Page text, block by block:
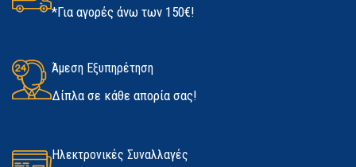
*Για αγορές άνω των 150€!
Άμεση Εξυπηρέτηση
Δίπλα σε κάθε απορία σας!
Ηλεκτρονικές Συναλλαγές